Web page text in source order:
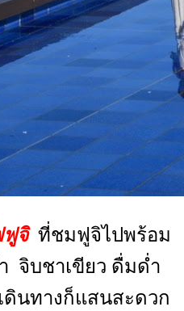
ฟูจิที่ชมฟูจิไปพร้อม
จิบชาเขียว ดื่มด่ำ
ดินทางก็แสนสะดวก